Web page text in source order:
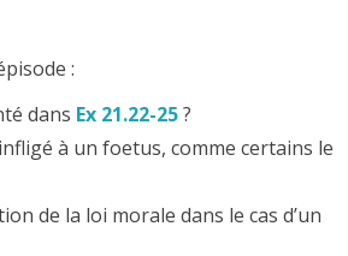
:
dans Ex 21.22-25?
à un foetus, comme certains le
de la loi morale dans le cas d’un